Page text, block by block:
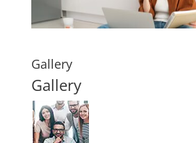
Gallery
Gallery